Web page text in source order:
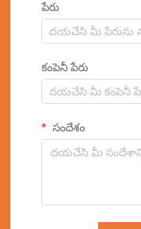
పేరు
కంపెనీ పేరు
సందేశం